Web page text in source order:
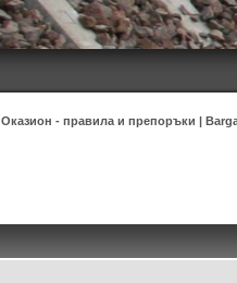
Оказион - правила и препоръки |